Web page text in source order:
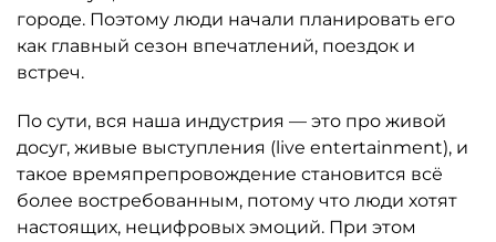
городе. Поэтому люди начали планировать его
как главный сезон впечатлений, поездок и
встреч.
По сути, вся наша индустрия — это про живой
досуг, живые выступления (live entertainment), и
такое времяпрепровождение становится всё
более востребованным, потому что люди хотят
настоящих, нецифровых эмоций. При этом